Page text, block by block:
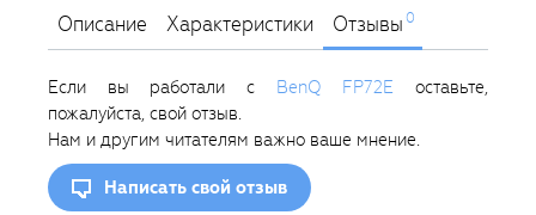
Описание Характеристики Отзывы0
Если вы работали с BenQ FP72E оставьте,
пожалуйста, свой отзыв.
Нам и другим читателям важно ваше мнение.
Написать свой отзыв